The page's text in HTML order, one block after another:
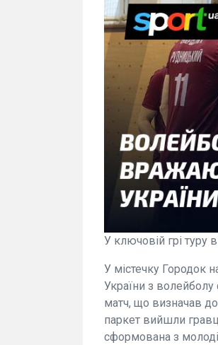
У ключовій грі туру
У містечку Городок
України з
матч, що визначав
паркет вийшли
сформована з